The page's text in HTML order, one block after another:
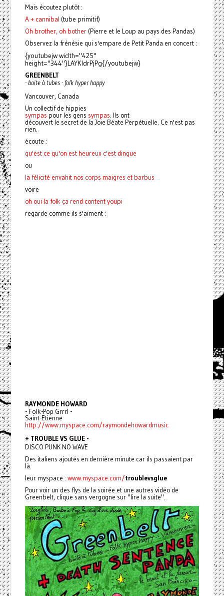
Mais écoutez plutôt :
A + cannibal (tube primitif)
Oh brother, oh bother(Pierre et le Loup au pays des Pandas)
Observez la frénésie qui s'empare de PetitPanda en concert :
{youtubejw width="425"
height="344"}LAYKldrPjPg{/youtubejw}
GREENBELT
- boite à tubes - folk hyper happy
Vancouver, Canada
Un collectif de hippies
sympas pour les gens sympas. Ils ont
découvert le secret de la Joie Béate Perpétuelle. Ce n'est pas
rien.
écoute :
qu'est ce qu'on est heureux c'est dingue
ou
la félicité envahit nos corps maigres et barbus
voire
oh oui la folk ça rend content youpi
regarde comme ils s'aiment :
RAYMONDE HOWARD
- Folk-Pop Grrrl -
Saint-Etienne
http://www.myspace.com/raymondehowardmusic
+ TROUBLE VS GLUE -
DISCO PUNK NO WAVE
Des italiens ajoutés en dernière minute car ils passaient par
là.
leur myspace : www.myspace.com/troublevsglue
Pour voir un des flys de la soirée et une autres vidéo de
Greenbelt, clique sans vergogne sur "lire la suite".